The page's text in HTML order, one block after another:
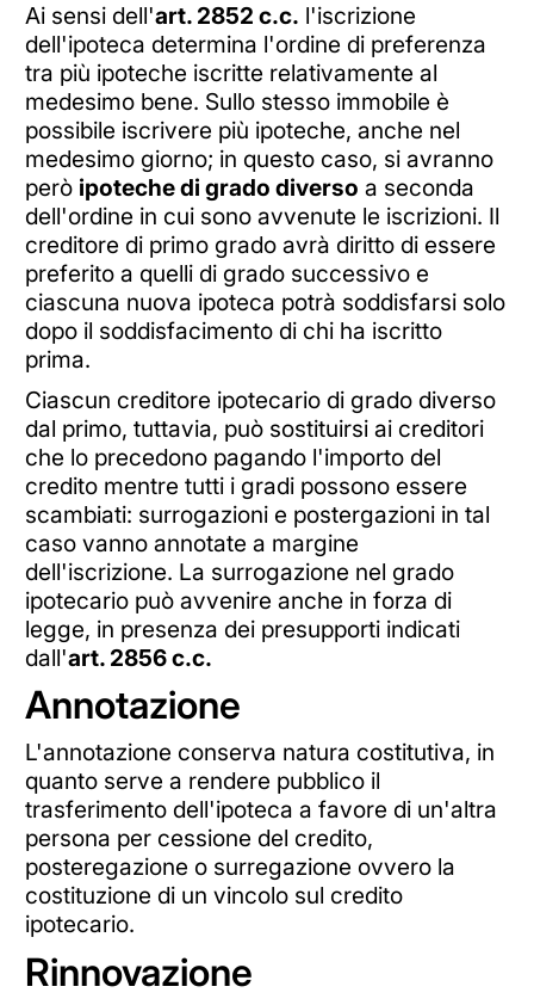
Ai sensi dell'art. 2852 c.c. l'iscrizione
dell'ipoteca determina l'ordine di preferenza
tra più ipoteche iscritte relativamente al
medesimo bene. Sullo stesso immobile è
possibile iscrivere più ipoteche, anche nel
medesimo giorno; in questo caso, si avranno
però ipoteche di grado diverso a seconda
dell'ordine in cui sono avvenute le iscrizioni. Il
creditore di primo grado avrà diritto di essere
preferito a quelli di grado successivo e
ciascuna nuova ipoteca potrà soddisfarsi solo
dopo il soddisfacimento di chi ha iscritto
prima.
Ciascun creditore ipotecario di grado diverso
dal primo, tuttavia, può sostituirsi ai creditori
che lo precedono pagando l'importo del
credito mentre tutti i gradi possono essere
scambiati: surrogazioni e postergazioni in tal
caso vanno annotate a margine
dell'iscrizione. La surrogazione nel grado
ipotecario può avvenire anche in forza di
legge, in presenza dei presupporti indicati
dall'art. 2856 c.c.
Annotazione
L'annotazione conserva natura costitutiva, in
quanto serve a rendere pubblico il
trasferimento dell'ipoteca a favore di un'altra
persona per cessione del credito,
posteregazione o surregazione ovvero la
costituzione di un vincolo sul credito
ipotecario.
Rinnovazione